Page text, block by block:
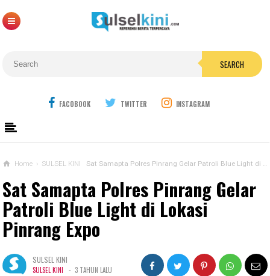
SEARCH
FACOBOOK TWITTER INSTAGRAM
Home › SULSEL KINI Sat Samapta Polres Pinrang Gelar Patroli Blue Light di Lokasi Pinrang Expo
Sat Samapta Polres Pinrang Gelar
Patroli Blue Light di Lokasi
Pinrang Expo
SULSEL KINI
SULSEL KINI - 3 TAHUN LALU